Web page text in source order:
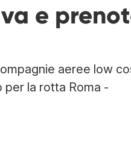
e
aeree low
per la rotta Roma -